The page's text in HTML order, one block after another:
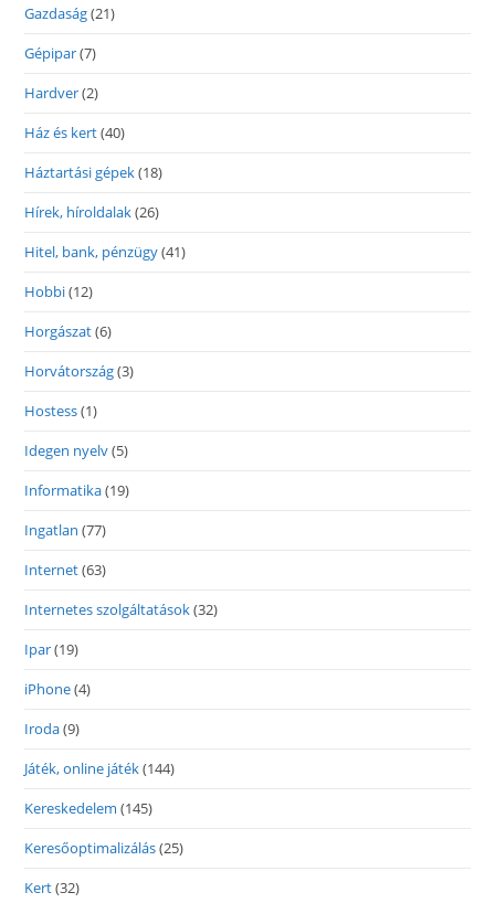
Gazdaság(21)
Gépipar(7)
Hardver(2)
Ház és kert(40)
Háztartási gépek(18)
Hírek, híroldalak(26)
Hitel, bank, pénzügy(41)
Hobbi(12)
Horgászat(6)
Horvátország(3)
Hostess(1)
Idegen nyelv(5)
Informatika(19)
Ingatlan (77)
Internet(63)
Internetes szolgáltatások(32)
Ipar(19)
iPhone(4)
Iroda(9)
Játék, online játék(144)
Kereskedelem (145)
Keresőoptimalizálás(25)
Kert(32)